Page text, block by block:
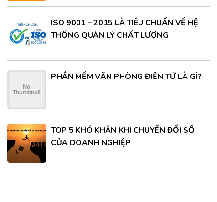
ISO 9001 – 2015 LÀ TIÊU CHUẨN VỀ HỆ
THỐNG QUẢN LÝ CHẤT LƯỢNG
PHẦN MỀM VĂN PHÒNG ĐIỆN TỬ LÀ GÌ?
TOP 5 KHÓ KHĂN KHI CHUYỂN ĐỔI SỐ
CỦA DOANH NGHIỆP